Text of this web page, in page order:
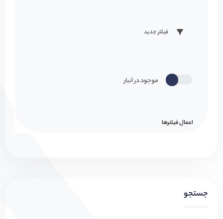
فیلتر جدید
موجود در انبار
اعمال فیلتر‌ها
جستجو